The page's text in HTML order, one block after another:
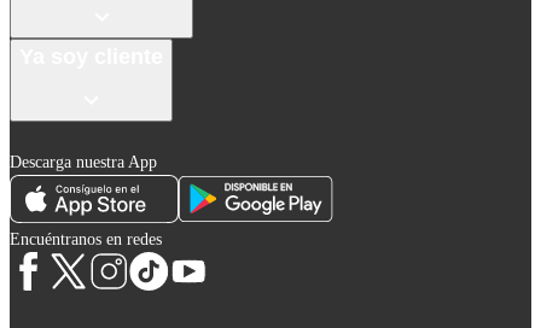
Descarga nuestra App
Encuéntranos en redes